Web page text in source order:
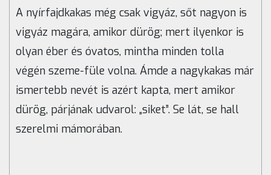
A nyírfajdkakas még csak vigyáz, sőt nagyon is
vigyáz magára, amikor dürög; mert ilyenkor is
olyan éber és óvatos, mintha minden tolla
végén szeme-füle volna. Ámde a nagykakas már
ismertebb nevét is azért kapta, mert amikor
dürög, párjának udvarol: „siket”. Se lát, se hall
szerelmi mámorában.